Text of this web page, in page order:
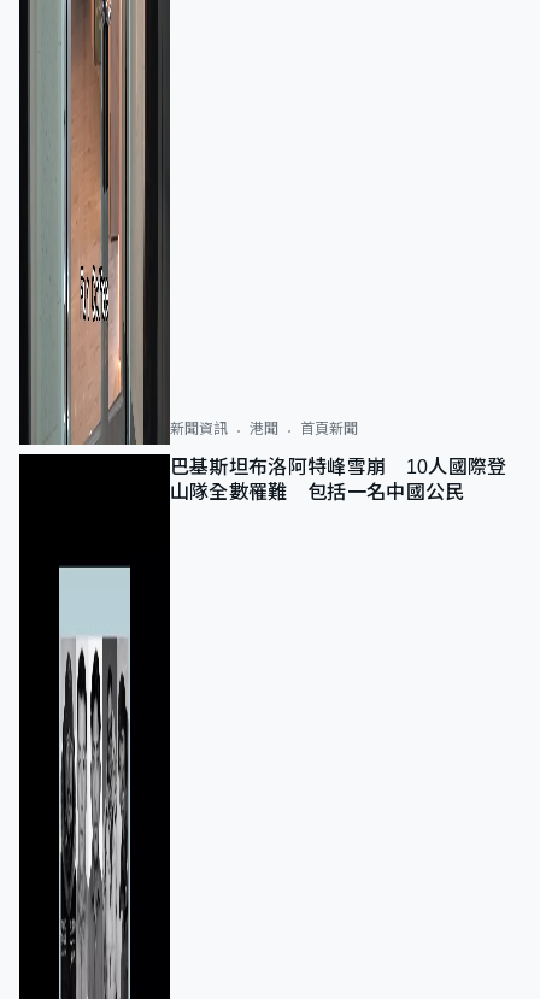
新聞資訊 港聞 首頁新聞
巴基斯坦布洛阿特峰雪崩 10人國際登
山隊全數罹難 包括一名中國公民